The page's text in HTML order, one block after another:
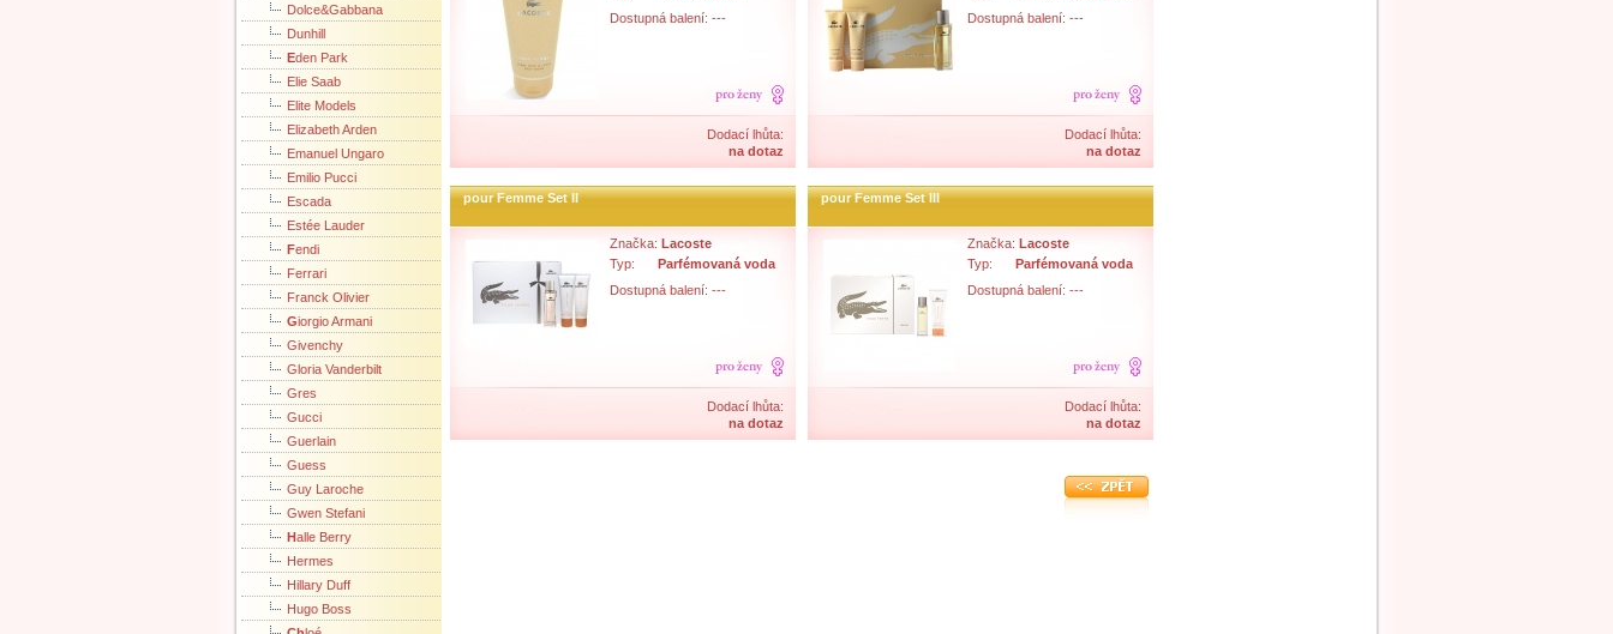
Dolce&Gabbana
Dunhill
Eden Park
Elie Saab
Elite Models
Elizabeth Arden
Emanuel Ungaro
Emilio Pucci
Escada
Estée Lauder
Fendi
Ferrari
Franck Olivier
Giorgio Armani
Givenchy
Gloria Vanderbilt
Gres
Gucci
Guerlain
Guess
Guy Laroche
Gwen Stefani
Halle Berry
Hermes
Hillary Duff
Hugo Boss
Dostupná balení: ---
Dodací lhůta:
na dotaz
Dostupná balení: ---
Dodací lhůta:
na dotaz
pour Femme Set II
Značka: Lacoste
Typ:
Parfémovaná voda
Dostupná balení: ---
Dodací lhůta:
na dotaz
pour Femme Set III
Značka: Lacoste
Typ:
Parfémovaná voda
Dostupná balení: ---
Dodací lhůta:
na dotaz